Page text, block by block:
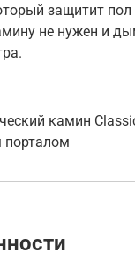
защитит
не нужен и
камин
порталом